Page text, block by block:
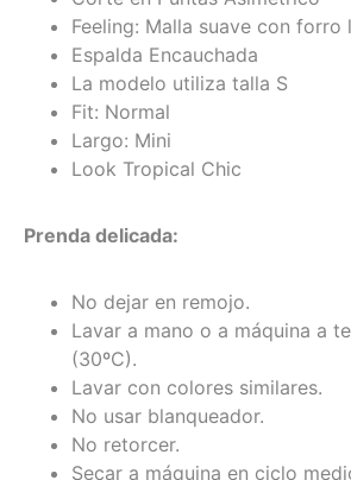
Feeling: Malla suave con forro
Espalda Encauchada
La modelo utiliza talla S
Fit: Normal
Largo: Mini
Look Tropical Chic
Prenda delicada:
No dejar en remojo.
Lavar a mano o a máquina a
(30ºC).
Lavar con colores similares.
No usar blanqueador.
No retorcer.
Secar a máquina en ciclo